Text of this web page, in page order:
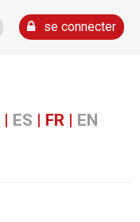
se connecter
| ES | FR| EN